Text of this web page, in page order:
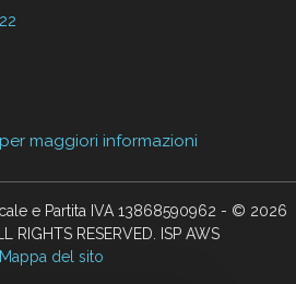
maggiori informazioni
e Partita IVA 13868590962 - © 2026
RIGHTS RESERVED. ISP AWS
Mappa del sito